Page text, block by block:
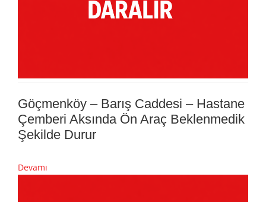
Göçmenköy – Barış Caddesi – Hastane
Çemberi Aksında Ön Araç Beklenmedik
Şekilde Durur
Devamı